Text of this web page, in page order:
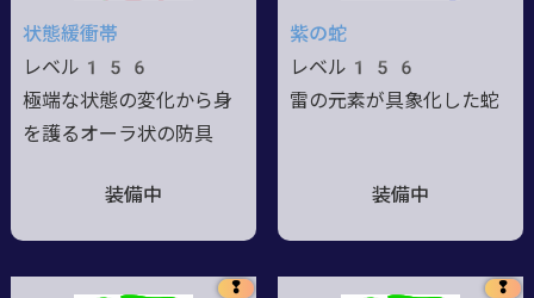
状態緩衝帯
レベル156
極端な状態の変化から身
を護るオーラ状の防具
装備中
紫の蛇
レベル156
雷の元素が具象化した蛇
装備中
❢ ❢